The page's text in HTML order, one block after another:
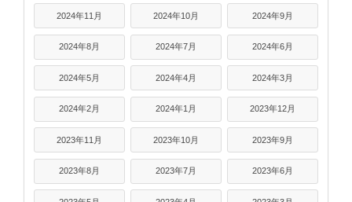
2024年11月 2024年10月 2024年9月
2024年8月 2024年7月 2024年6月
2024年5月 2024年4月 2024年3月
2024年2月 2024年1月 2023年12月
2023年11月 2023年10月 2023年9月
2023年8月 2023年7月 2023年6月